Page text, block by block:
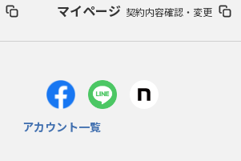
マイページ 契約内容確認・変更
アカウント一覧